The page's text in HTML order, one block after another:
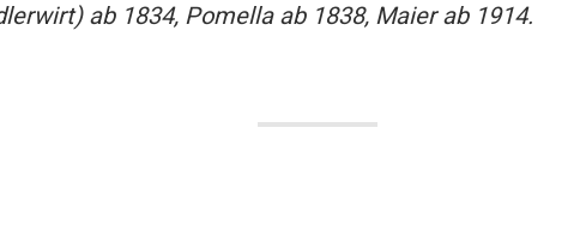
ab 1834, Pomella ab 1838, Maier ab 1914.